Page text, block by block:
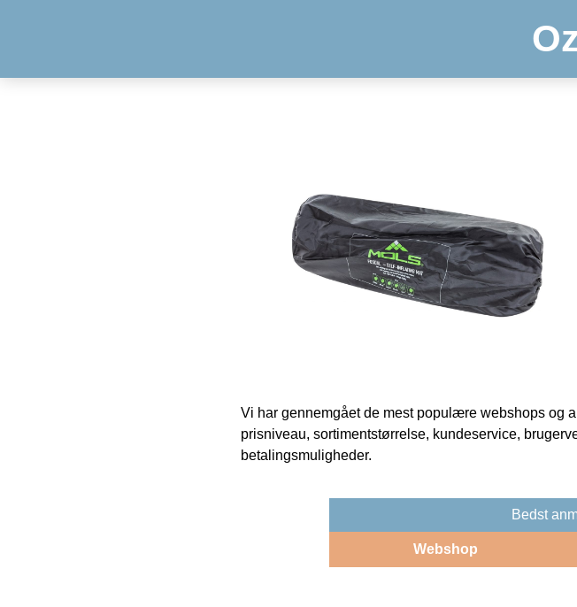
Vi har gennemgået de mest populære webshops og
prisniveau, sortimentstørrelse, kundeservice,
betalingsmuligheder.
Bedst
Webshop